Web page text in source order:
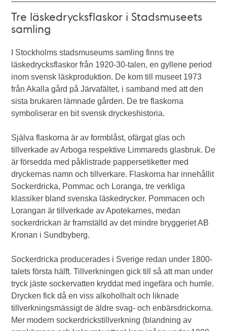
Tre läskedrycksflaskor i Stadsmuseets
samling
I Stockholms stadsmuseums samling finns tre
läskedrycksflaskor från 1920-30-talen, en gyllene period
inom svensk läskproduktion. De kom till museet 1973
från Akalla gård på Järvafältet, i samband med att den
sista brukaren lämnade gården. De tre flaskorna
symboliserar en bit svensk dryckeshistoria.
Själva flaskorna är av formblåst, ofärgat glas och
tillverkade av Arboga respektive Limmareds glasbruk. De
är försedda med påklistrade pappersetiketter med
dryckernas namn och tillverkare. Flaskorna har innehållit
Sockerdricka, Pommac och Loranga, tre verkliga
klassiker bland svenska läskedrycker. Pommacen och
Lorangan är tillverkade av Apotekarnes, medan
sockerdrickan är framställd av det mindre bryggeriet AB
Kronan i Sundbyberg.
Sockerdricka producerades i Sverige redan under 1800-
talets första hälft. Tillverkningen gick till så att man under
tryck jäste sockervatten kryddat med ingefära och humle.
Drycken fick då en viss alkoholhalt och liknade
tillverkningsmässigt de äldre svag- och enbärsdrickorna.
Mer modern sockerdrickstillverkning (blandning av